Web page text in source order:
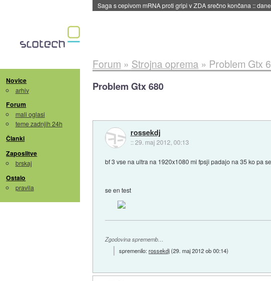
danes ob 06:09
Novice
arhiv
Forum
mali oglasi
teme zadnjih 24h
Članki
Zaposlitve
brskaj
Ostalo
pravila
Forum » Strojna oprema» Problem Gtx
Problem Gtx 680
rossekdj
::29. maj 2012, 00:13
bf 3 vse na ultra na 1920x1080 mi fpsji padajo na 35 ko pa
se en test
Zgodovina sprememb…
spremenilo:rossekdj(29. maj 2012 ob 00:14)